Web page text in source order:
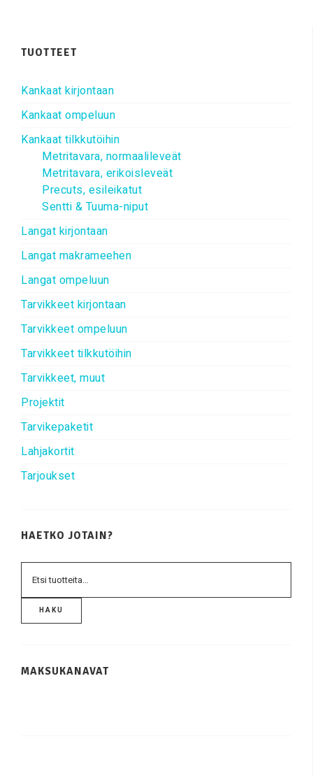
TUOTTEET
Kankaat kirjontaan
Kankaat ompeluun
Kankaat tilkkutöihin
Metritavara, normaalileveät
Metritavara, erikoisleveät
Precuts, esileikatut
Sentti & Tuuma-niput
Langat kirjontaan
Langat makrameehen
Langat ompeluun
Tarvikkeet kirjontaan
Tarvikkeet ompeluun
Tarvikkeet tilkkutöihin
Tarvikkeet, muut
Projektit
Tarvikepaketit
Lahjakortit
Tarjoukset
HAETKO JOTAIN?
HAKU
MAKSUKANAVAT